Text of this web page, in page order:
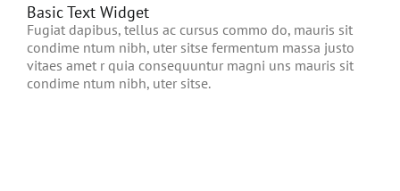
Basic Text Widget
Fugiat dapibus, tellus ac cursus commo do, mauris sit
condime ntum nibh, uter sitse fermentum massa justo
vitaes amet r quia consequuntur magni uns mauris sit
condime ntum nibh, uter sitse.